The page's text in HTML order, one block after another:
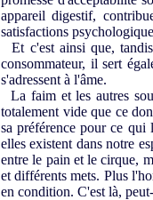
appareil digestif,
satisfactions
Et c'est ainsi que,
consommateur, il sert
s'adressent à l'âme.
La faim et les autres
totalement vide que ce
sa préférence pour ce qui
elles existent dans notre
entre le pain et le cirque,
et différents mets. Plus
en condition. C'est là,